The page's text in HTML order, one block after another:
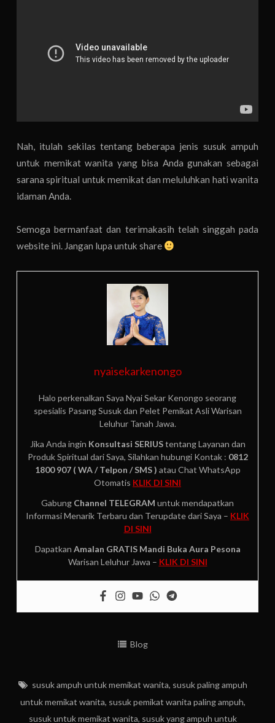
Nah, itulah sekilas tentang beberapa jenis susuk ampuh
untuk memikat wanita yang bisa Anda gunakan sebagai
sarana spiritual untuk memikat dan meluluhkan hati wanita
idaman Anda.
Semoga bermanfaat dan terimakasih telah singgah pada
website ini. Jangan lupa untuk share
nyaisekarkenongo
Halo perkenalkan Saya Nyai Sekar Kenongo seorang
spesialis Pasang Susuk dan Pelet Pemikat Asli Warisan
Leluhur Tanah Jawa.
Jika Anda ingin Konsultasi SERIUStentang Layanan dan
Produk Spiritual dari Saya, Silahkan hubungi Kontak : 0812
1800 907 ( WA / Telpon / SMS ) atau Chat WhatsApp
Otomatis KLIK DI SINI
Gabung Channel TELEGRAM untuk mendapatkan
Informasi Menarik Terbaru dan Terupdate dari Saya – KLIK
DI SINI
Dapatkan Amalan GRATIS Mandi Buka Aura Pesona
Warisan Leluhur Jawa – KLIK DI SINI
Blog
susuk ampuh untuk memikat wanita, susuk paling ampuh
untuk memikat wanita, susuk pemikat wanita paling ampuh,
susuk untuk memikat wanita, susuk yang ampuh untuk